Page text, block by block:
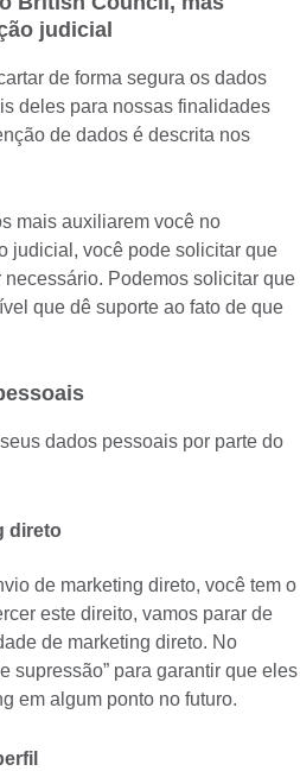
judicial
de forma segura os dados
deles para nossas finalidades
de dados é descrita nos
mais auxiliarem você no
judicial, você pode solicitar que
Podemos solicitar que
que dê suporte ao fato de que
dados pessoais por parte do
direto
de marketing direto, você tem o
este direito, vamos parar de
de marketing direto. No
supressão” para garantir que eles
em algum ponto no futuro.